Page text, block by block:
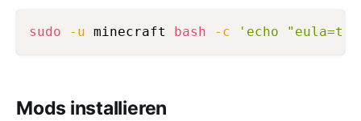
sudo -u minecraft bash -c 'echo
Mods installieren